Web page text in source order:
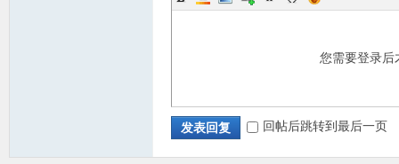
您需要登录
发表回复 回帖后跳转到最后一页